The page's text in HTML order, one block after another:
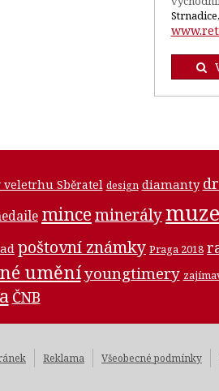
veletrhu Sběratel design diamanty
minceminerály
poštovní známky Praga 2018
uměníyoungtimery
ČNB
Reklama Všeobecné podmínky